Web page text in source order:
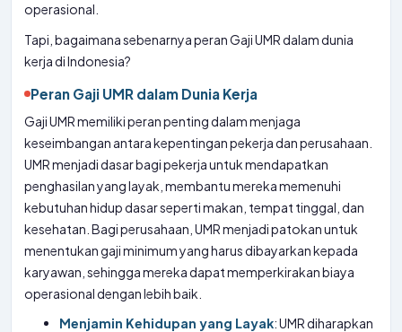
operasional.
Tapi, bagaimana sebenarnya peran Gaji UMR dalam dunia
kerja di Indonesia?
Peran Gaji UMR dalam Dunia Kerja
Gaji UMR memiliki peran penting dalam menjaga
keseimbangan antara kepentingan pekerja dan perusahaan.
UMR menjadi dasar bagi pekerja untuk mendapatkan
penghasilan yang layak, membantu mereka memenuhi
kebutuhan hidup dasar seperti makan, tempat tinggal, dan
kesehatan. Bagi perusahaan, UMR menjadi patokan untuk
menentukan gaji minimum yang harus dibayarkan kepada
karyawan, sehingga mereka dapat memperkirakan biaya
operasional dengan lebih baik.
Menjamin Kehidupan yang Layak: UMR diharapkan